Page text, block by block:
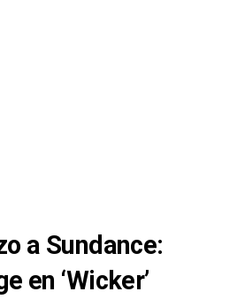
a Sundance:
en ‘Wicker’